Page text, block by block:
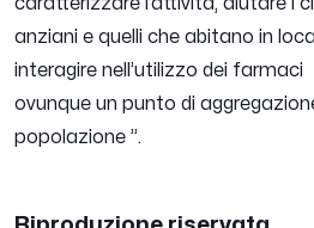
caratterizzare l’attività, aiutare i
anziani e quelli che abitano in
interagire nell’utilizzo dei
ovunque un punto di
popolazione ”.